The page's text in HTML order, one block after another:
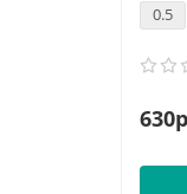
0.5